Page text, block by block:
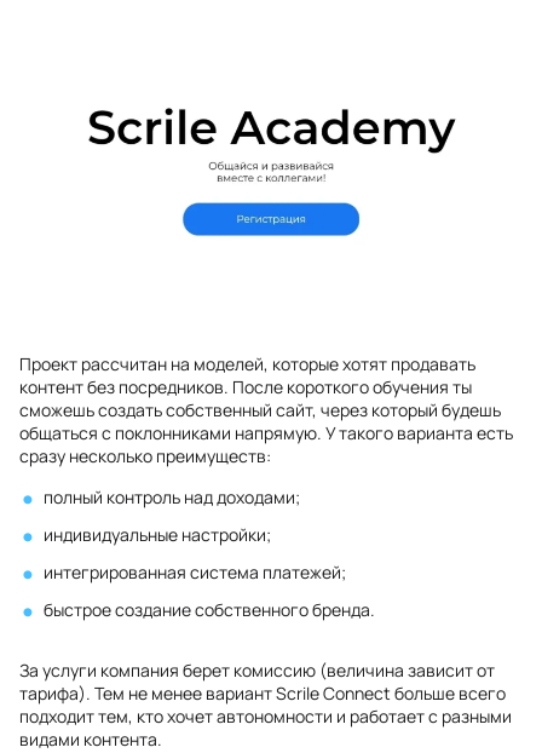
Проект рассчитан на моделей, которые хотят продавать
контент без посредников. После короткого обучения ты
сможешь создать собственный сайт, через который будешь
общаться с поклонниками напрямую. У такого варианта есть
сразу несколько преимуществ:
полный контроль над доходами;
индивидуальные настройки;
интегрированная система платежей;
быстрое создание собственного бренда.
За услуги компания берет комиссию (величина зависит от
тарифа). Тем не менее вариант Scrile Connect больше всего
подходит тем, кто хочет автономности и работает с разными
видами контента.